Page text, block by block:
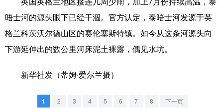
文化产业
地方频道
晤士河的源头眼下已经干涸。官方认定，泰晤士河发源于英
格兰科茨沃尔德山区的赛伦塞斯特镇。如今从这条河源头向
下游延伸出的数公里河床泥土裸露，偶见水坑。
新华社发（蒂姆·爱尔兰摄）
1 2 3 4 5 6 7 8 下一页